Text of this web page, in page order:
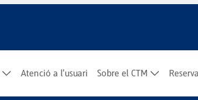
Atenció a l'usuari Sobre el CTM